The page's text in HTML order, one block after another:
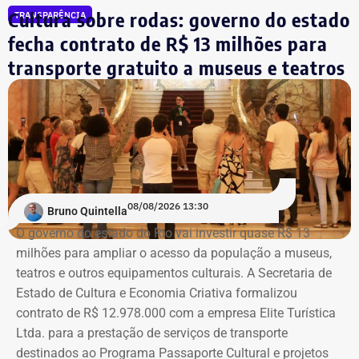
Trecho da ação civil pública que pede a investigação de nove páginas no
Instagram sobre Búzios — Foto: Reprodução.
Na ação, a prefeitura também pede informações
cadastrais, endereços eletrônicos, telefones, IPs,
dispositivos utilizados, histórico de nomes,
administradores atuais e anteriores, contas vinculadas,
meios de recuperação, contas publicitárias e dados de
pagamento. Com isso, a Meta também seria obrigada a
elaborar uma tabela comparativa, indicando se os perfis
compartilham telefones, dispositivos, endereços de IP,
administradores, contas de anúncios, meios de
pagamento ou gerenciadores de negócios.
Mello Franco, que receberá uma exposição com as novas
aquisições do acervo, e a Sala Bernardelli, que será aberta
integralmente. Em setembro, a sala também abrigará a
mostra “Abolicionistas Brasileiras”.
Com informações do colunista Ancelmo Gois, do Jornal
“O Globo”.
TRANSPARÊNCIA
Cultura sobre rodas: governo do estado
fecha contrato de R$ 13 milhões para
transporte gratuito a museus e teatros
Bruno Quintella08/08/2026 13:30
O governo do estado do Rio vai investir quase R$ 13
milhões para ampliar o acesso da população a museus,
teatros e outros equipamentos culturais. A Secretaria de
Estado de Cultura e Economia Criativa formalizou
contrato de R$ 12.978.000 com a empresa Elite Turística
Ltda. para a prestação de serviços de transporte
destinados ao Programa Passaporte Cultural e projetos